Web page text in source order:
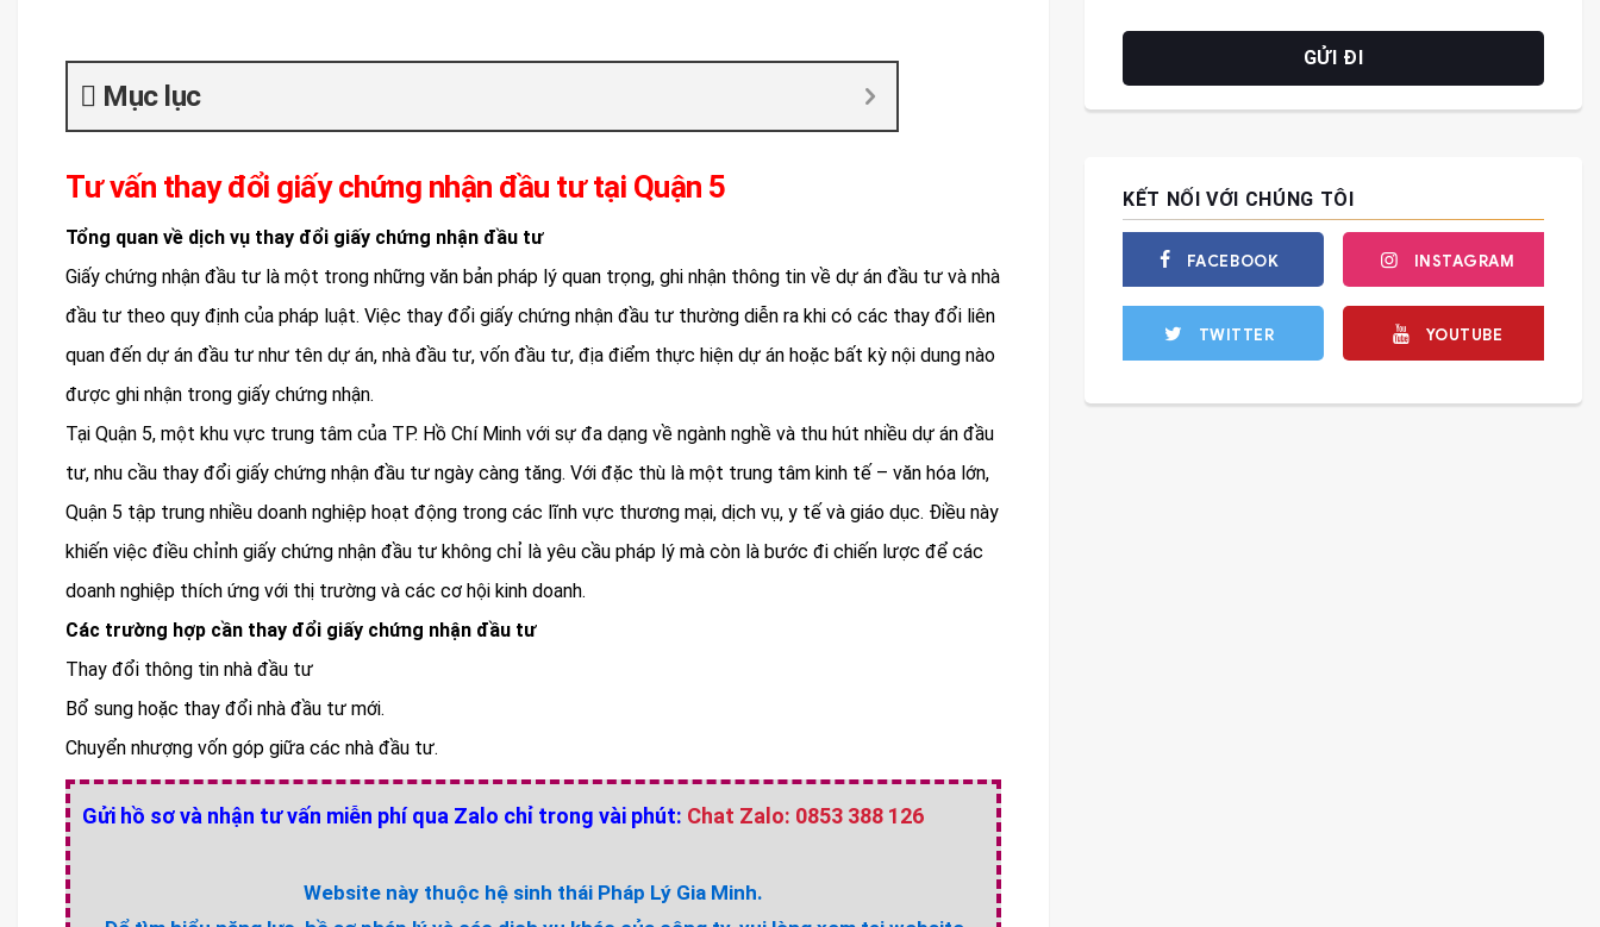
Mục lục
Tư vấn thay đổi giấy chứng nhận đầu tư tại Quận 5
Tổng quan về dịch vụ thay đổi giấy chứng nhận đầu tư
Giấy chứng nhận đầu tư là một trong những văn bản pháp lý quan trọng, ghi nhận thông tin về dự án đầu tư và nhà
đầu tư theo quy định của pháp luật. Việc thay đổi giấy chứng nhận đầu tư thường diễn ra khi có các thay đổi liên
quan đến dự án đầu tư như tên dự án, nhà đầu tư, vốn đầu tư, địa điểm thực hiện dự án hoặc bất kỳ nội dung nào
được ghi nhận trong giấy chứng nhận.
Tại Quận 5, một khu vực trung tâm của TP. Hồ Chí Minh với sự đa dạng về ngành nghề và thu hút nhiều dự án đầu
tư, nhu cầu thay đổi giấy chứng nhận đầu tư ngày càng tăng. Với đặc thù là một trung tâm kinh tế – văn hóa lớn,
Quận 5 tập trung nhiều doanh nghiệp hoạt động trong các lĩnh vực thương mại, dịch vụ, y tế và giáo dục. Điều này
khiến việc điều chỉnh giấy chứng nhận đầu tư không chỉ là yêu cầu pháp lý mà còn là bước đi chiến lược để các
doanh nghiệp thích ứng với thị trường và các cơ hội kinh doanh.
Các trường hợp cần thay đổi giấy chứng nhận đầu tư
Thay đổi thông tin nhà đầu tư
Bổ sung hoặc thay đổi nhà đầu tư mới.
Chuyển nhượng vốn góp giữa các nhà đầu tư.
Gửi hồ sơ và nhận tư vấn miễn phí qua Zalo chỉ trong vài phút: Chat Zalo: 0853 388 126
Website này thuộc hệ sinh thái Pháp Lý Gia Minh.
KẾT NỐI VỚI CHÚNG TÔI
FACEBOOK
TWITTER
INSTAGRAM
YOUTUBE